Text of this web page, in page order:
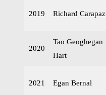
2019 Richard Carapaz
2020
Tao Geoghegan
Hart
2021 Egan Bernal